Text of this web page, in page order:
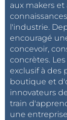
aux makers
l'industrie.
encouragé
concevoir,
concrètes.
exclusif à des
boutique et
innovateurs
train
une